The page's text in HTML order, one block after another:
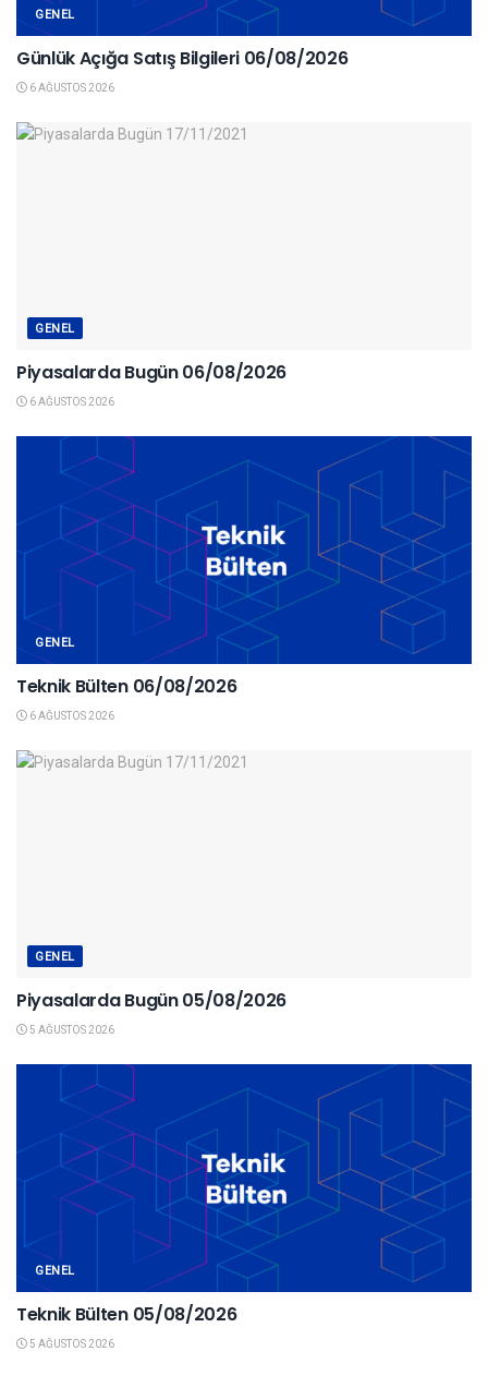
GENEL
Günlük Açığa Satış Bilgileri 06/08/2026
6 AĞUSTOS 2026
GENEL
Piyasalarda Bugün 06/08/2026
6 AĞUSTOS 2026
GENEL
Teknik Bülten 06/08/2026
6 AĞUSTOS 2026
GENEL
Piyasalarda Bugün 05/08/2026
5 AĞUSTOS 2026
GENEL
Teknik Bülten 05/08/2026
5 AĞUSTOS 2026